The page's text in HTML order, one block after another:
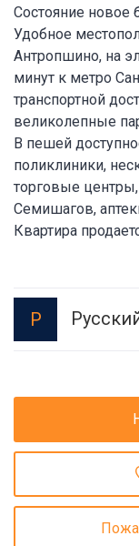
Состояние новое
Удобное
Антропшино, на
минут к метро
транспортной
великолепные
В пешей
поликлиники,
торговые
Семишагов,
Квартира
Р